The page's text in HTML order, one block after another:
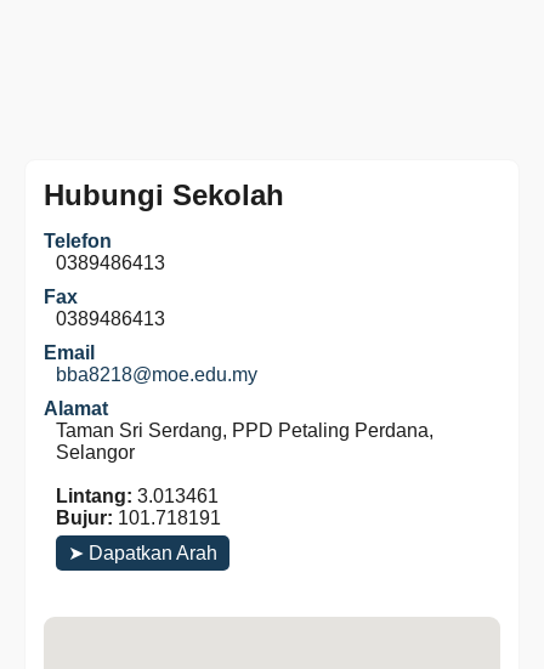
Hubungi Sekolah
Telefon
0389486413
Fax
0389486413
Email
bba8218@moe.edu.my
Alamat
Taman Sri Serdang, PPD Petaling Perdana,
Selangor
Lintang: 3.013461
Bujur: 101.718191
➤ Dapatkan Arah